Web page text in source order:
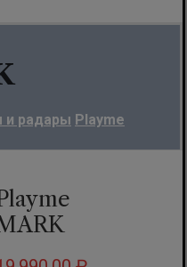
и радары Playme